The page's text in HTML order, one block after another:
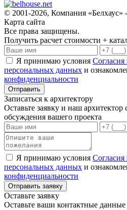
© 2001-2026, Компания «Белхаус»
Карта сайта
Все права защищены.
Получить расчет стоимости +
Я принимаю условия Согласия
персональных данных и
конфиденциальности
Записаться к архитектору
Оставьте заявку и наш архитектор
обсуждения вашего проекта
Я принимаю условия Согласия
персональных данных и
конфиденциальности
Оставьте заявку
Оставьте ваши контактные